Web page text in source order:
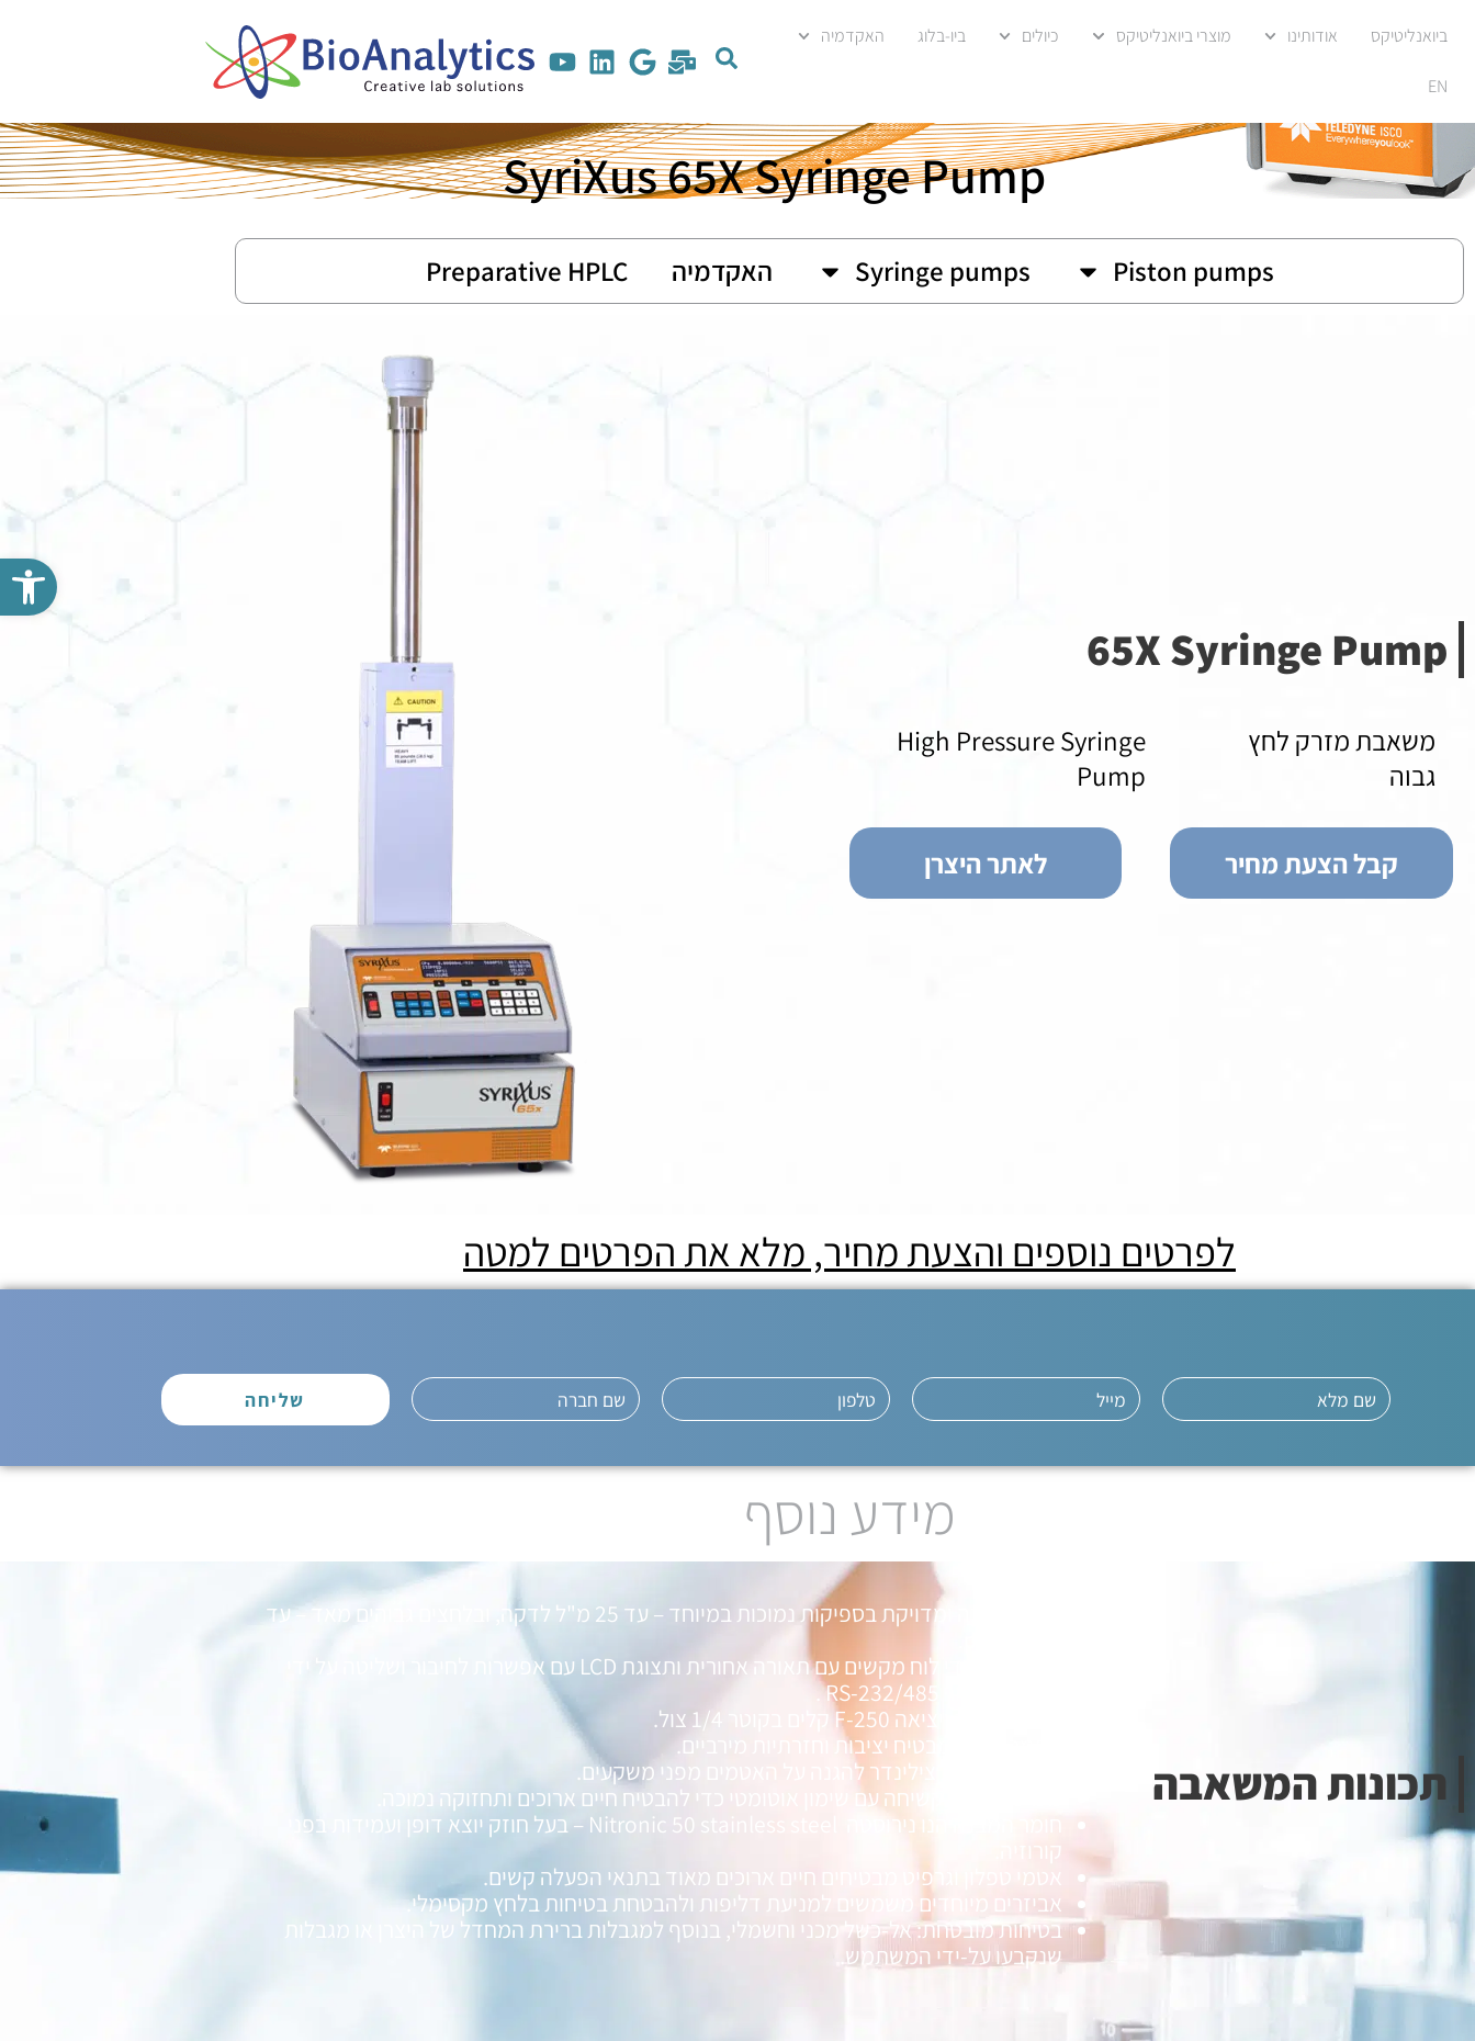
ביואנליטיקס אודותינו מוצרי ביואנליטיקס כיולים ביו-בלוג האקדמיה
EN
SyriXus 65X Syringe Pump
Piston pumps
Syringe pumps האקדמיה Preparative HPLC
65X Syringe Pump
משאבת מזרק לחץ
גבוה
High Pressure Syringe
Pump
קבל הצעת מחיר לאתר היצרן
לפרטים נוספים והצעת מחיר, מלא את הפרטים למטה
שליחה
מידע נוסף
תכונות המשאבה
זרימה יציבה ומדויקת בספיקות נמוכות במיוחד – עד 25 מ"ל לדקה, ובלחצים גבוהים מאד – עד
הפעלה על ידי לוח מקשים עם תאורה אחורית ותצוגת LCD עם אפשרות לחיבור ושליטה על ידי
חיבורי כניסה ויציאה F-250 קלים בקוטר 1/4 צול.
מתמר לחץ המבטיח יציבות וחזרתיות מירביים.
יציאות שטיפת צילינדר להגנה על האטמים מפני משקעים.
מערכת הנעה קשיחה עם שימון אוטומטי כדי להבטיח חיים ארוכים ותחזוקה נמוכה.
חומר המבנה הנו נירוסטה Nitronic 50 stainless steel – בעל חוזק יוצא דופן ועמידות בפני
קורוזיה.
אטמי טפלון וגרפיט מבטיחים חיים ארוכים מאוד בתנאי הפעלה קשים.
אביזרים מיוחדים משמשים למניעת דליפות ולהבטחת בטיחות בלחץ מקסימלי.
בטיחות מובטחת: אל-כשל מכני וחשמלי, בנוסף למגבלות ברירת המחדל של היצרן או מגבלות
שנקבעו על-ידי המשתמש.
פתח סרגל נגישות